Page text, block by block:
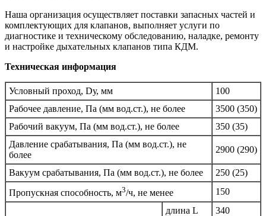
Наша организация осуществляет поставки запасных частей и
комплектующих для клапанов, выполняет услуги по
диагностике и техническому обследованию, наладке, ремонту
и настройке дыхательных клапанов типа КДМ.
Техническая информация
Условный проход, Dу, мм
100
Рабочее давление, Па (мм вод.ст.), не более
3500 (350)
Рабочий вакуум, Па (мм вод.ст.), не более
350 (35)
Давление срабатывания, Па (мм вод.ст.), не
более
2900 (290)
Вакуум срабатывания, Па (мм вод.ст.), не более 250 (25)
Пропускная способность, м3/ч, не менее 150
длина L
340